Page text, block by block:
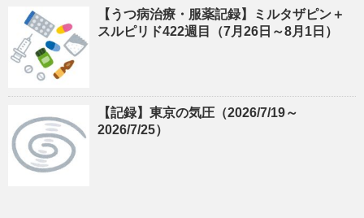
【うつ病治療・服薬記録】ミルタザピン＋
スルピリド422週目（7月26日～8月1日）
【記録】東京の気圧（2026/7/19～
2026/7/25）